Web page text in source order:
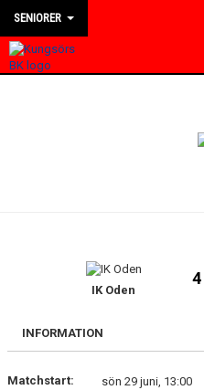
SENIORER
KONTAKT
IK Oden
INFORMATION
Matchstart:
sön 29 juni, 13:00